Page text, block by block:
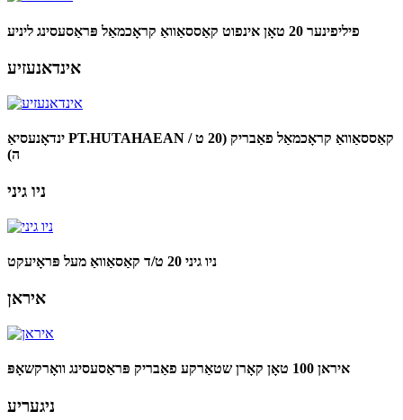
פיליפינער 20 טאָן אינפוט קאַססאַוואַ קראָכמאַל פּראַסעסינג ליניע
אינדאנעזיע
ינדאָנעסיאַ PT.HUTAHAEAN קאַססאַוואַ קראָכמאַל פאַבריק (20 ט /
ה)
ניו גיני
ניו גיני 20 ט/ד קאַסאַוואַ מעל פּראָיעקט
איראן
איראן 100 טאָן קאָרן שטאַרקע פאַבריק פּראַסעסינג וואָרקשאָפּ
ניגעריע